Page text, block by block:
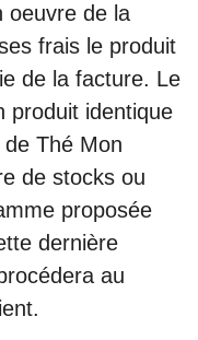
oeuvre de la
frais le produit
de la facture. Le
produit identique
Thé Mon
de stocks ou
proposée
dernière
au